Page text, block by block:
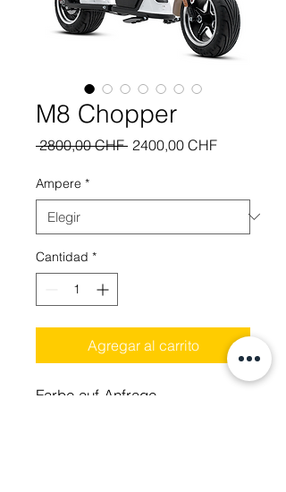
M8 Chopper
2800,00 CHF Precio
2400,00 CHFPrecio
Ampere *
Cantidad *
Agregar al carrito
Farbe auf Anfrage